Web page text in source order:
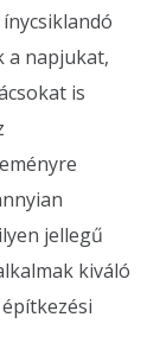
a napjukat,
is
jellegű
kiváló